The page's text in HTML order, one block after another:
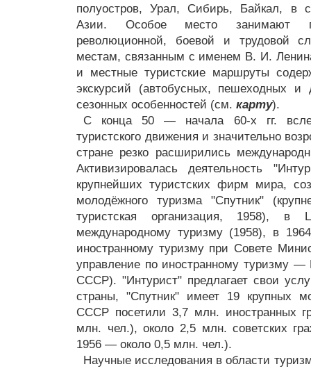
полуостров, Урал, Сибирь, Байкал, в
Азии. Особое место занимают
революционной, боевой и трудовой
местам, связанным с именем В. И.
и местные туристские маршруты
экскурсий (автобусных, пешеходных
сезонных особенностей (см. карту).
С конца 50 — начала 60-х гг.
туристского движения и значительно
стране резко расширились
Активизировалась деятельность
крупнейших туристских фирм мира,
молодёжного туризма "Спутник"
туристская организация, 1958),
международному туризму (1958), в
иностранному туризму при Совете
управление по иностранному туризму
СССР). "Интурист" предлагает свои
страны, "Спутник" имеет 19 крупных
СССР посетили 3,7 млн. иностранных
млн. чел.), около 2,5 млн. советских
1956 — около 0,5 млн. чел.).
Научные исследования в области